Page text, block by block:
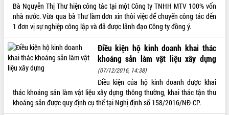
LIÊN KẾT WEB
Bà Nguyễn Thị Thư hiện công tác tại một Công ty TNHH MTV 100% vốn
nhà nước. Vừa qua bà Thư làm đơn xin thôi việc để chuyển công tác đến
1 đơn vị sự nghiệp công lập và đã được lãnh đạo Công ty đồng ý.
Điều kiện hộ kinh doanh khai thác
khoáng sản làm vật liệu xây dựng
(07/12/2016, 14:38)
Điều kiện của hộ kinh doanh được khai
thác khoáng sản làm vật liệu xây dựng thông thường, khai thác tận thu
khoáng sản được quy định cụ thể tại Nghị định số 158/2016/NĐ-CP.